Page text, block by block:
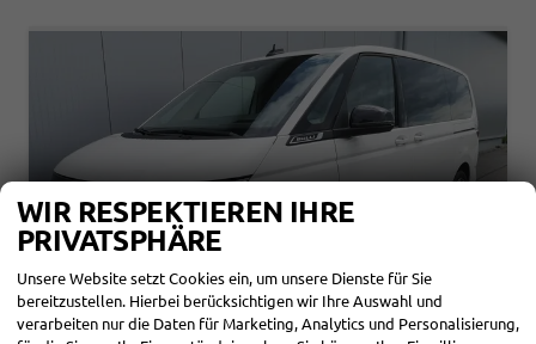
WIR RESPEKTIEREN IHRE
PRIVATSPHÄRE
Unsere Website setzt Cookies ein, um unsere Dienste für Sie
bereitzustellen. Hierbei berücksichtigen wir Ihre Auswahl und
verarbeiten nur die Daten für Marketing, Analytics und Personalisierung,